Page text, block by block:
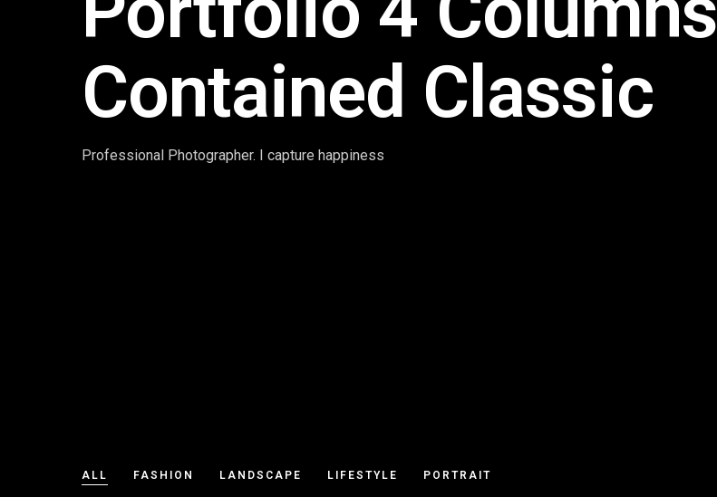
Contained Classic
Professional Photographer. I capture happiness
ALL FASHION LANDSCAPE LIFESTYLE PORTRAIT